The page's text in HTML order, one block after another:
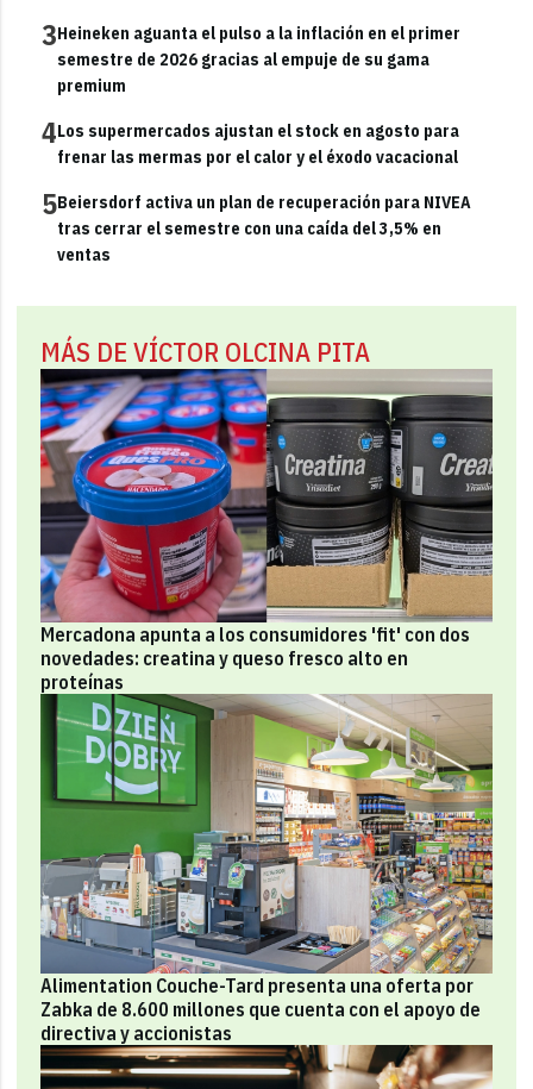
3Heineken aguanta el pulso a la inflación en el primer
semestre de 2026 gracias al empuje de su gama
premium
4Los supermercados ajustan el stock en agosto para
frenar las mermas por el calor y el éxodo vacacional
5Beiersdorf activa un plan de recuperación para NIVEA
tras cerrar el semestre con una caída del 3,5% en
ventas
MÁS DE VÍCTOR OLCINA PITA
Mercadona apunta a los consumidores 'fit' con dos
novedades: creatina y queso fresco alto en
proteínas
Alimentation Couche-Tard presenta una oferta por
Zabka de 8.600 millones que cuenta con el apoyo de
directiva y accionistas